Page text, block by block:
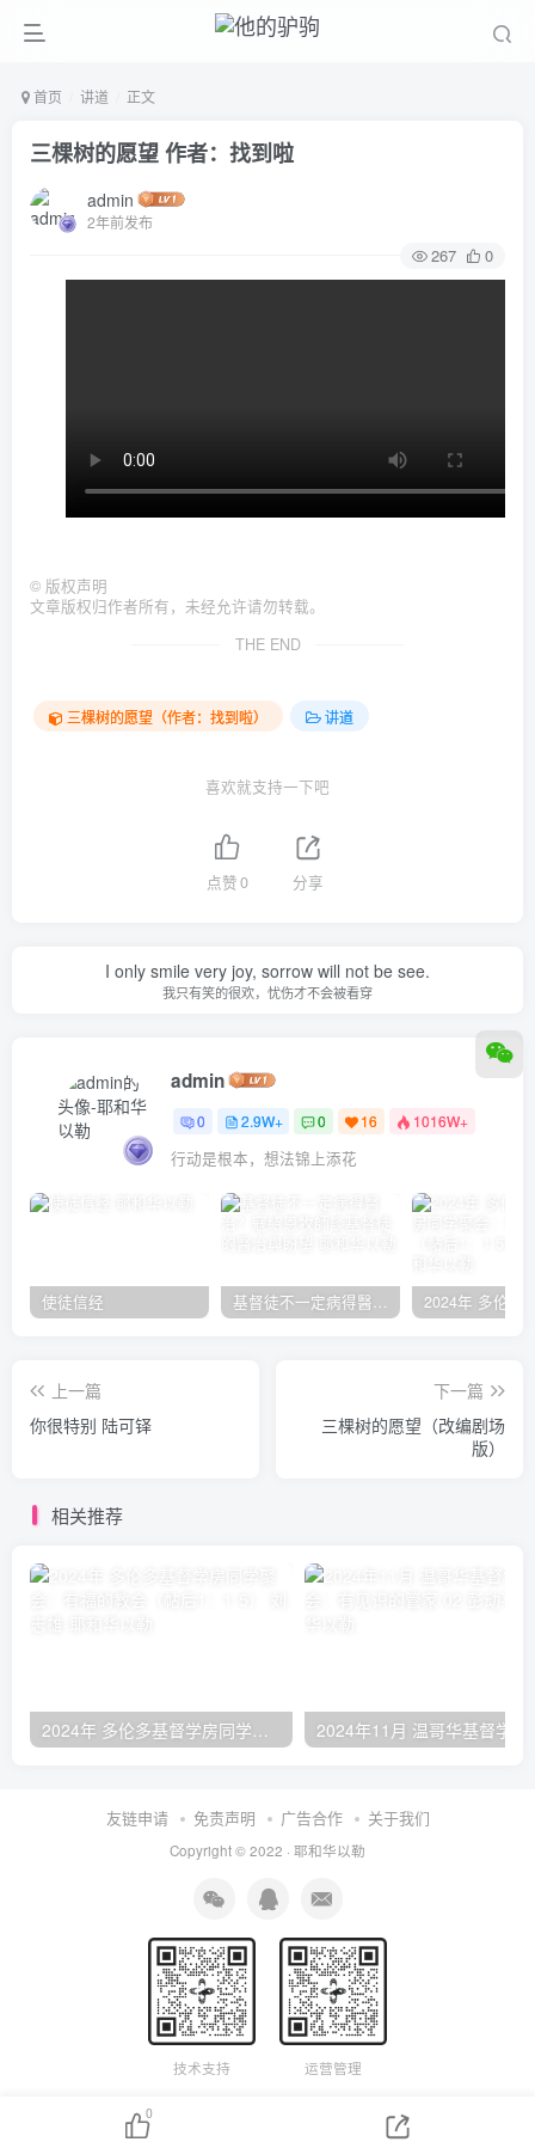
首页 讲道 正文
三棵树的愿望 作者：找到啦
admin
2年前发布
267 0
© 版权声明
文章版权归作者所有，未经允许请勿转载。
THE END
三棵树的愿望（作者：找到啦） 讲道
喜欢就支持一下吧
点赞0 分享
I only smile very joy, sorrow will not be see.
我只有笑的很欢，忧伤才不会被看穿
admin
0 2.9W+ 0 16 1016W+
行动是根本，想法锦上添花
使徒信经 基督徒不一定病得醫治？寇紹恩牧師談基督徒的醫治與盼望
上一篇
你很特别 陆可铎
下一篇
三棵树的愿望（改编剧场
版）
相关推荐
2024年 多伦多基督学房同学聚会：有福的教会（帖后1：1-5） 刘志雄
友链申请 免责声明 广告合作 关于我们
Copyright © 2022 · 耶和华以勒
技术支持 运营管理
0